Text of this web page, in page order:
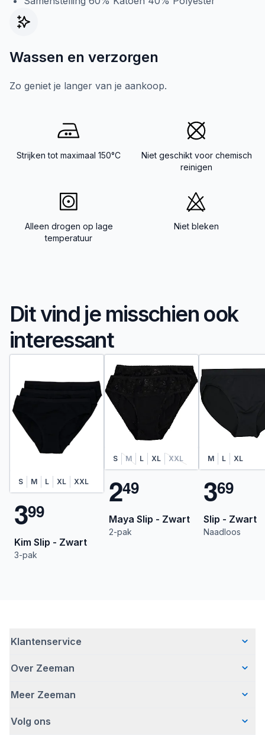
Wassen en verzorgen
Zo geniet je langer van je aankoop.
Strijken tot maximaal 150°C
Niet geschikt voor chemisch
reinigen
Alleen drogen op lage
temperatuur
Niet bleken
Dit vind je misschien ook
interessant
S M L XL XXL
399
Kim Slip - Zwart
3-pak
S M L XL XXL
249
Maya Slip - Zwart
2-pak
M L XL
369
Slip - Zwart
Naadloos
Klantenservice
Veelgestelde vragen
Bezorgen
Retourneren
Over Zeeman
Wie wij zijn
Hoe wij verantwoord ondernemen
Meer Zeeman
Veiligheidswaarschuwing
Volg ons